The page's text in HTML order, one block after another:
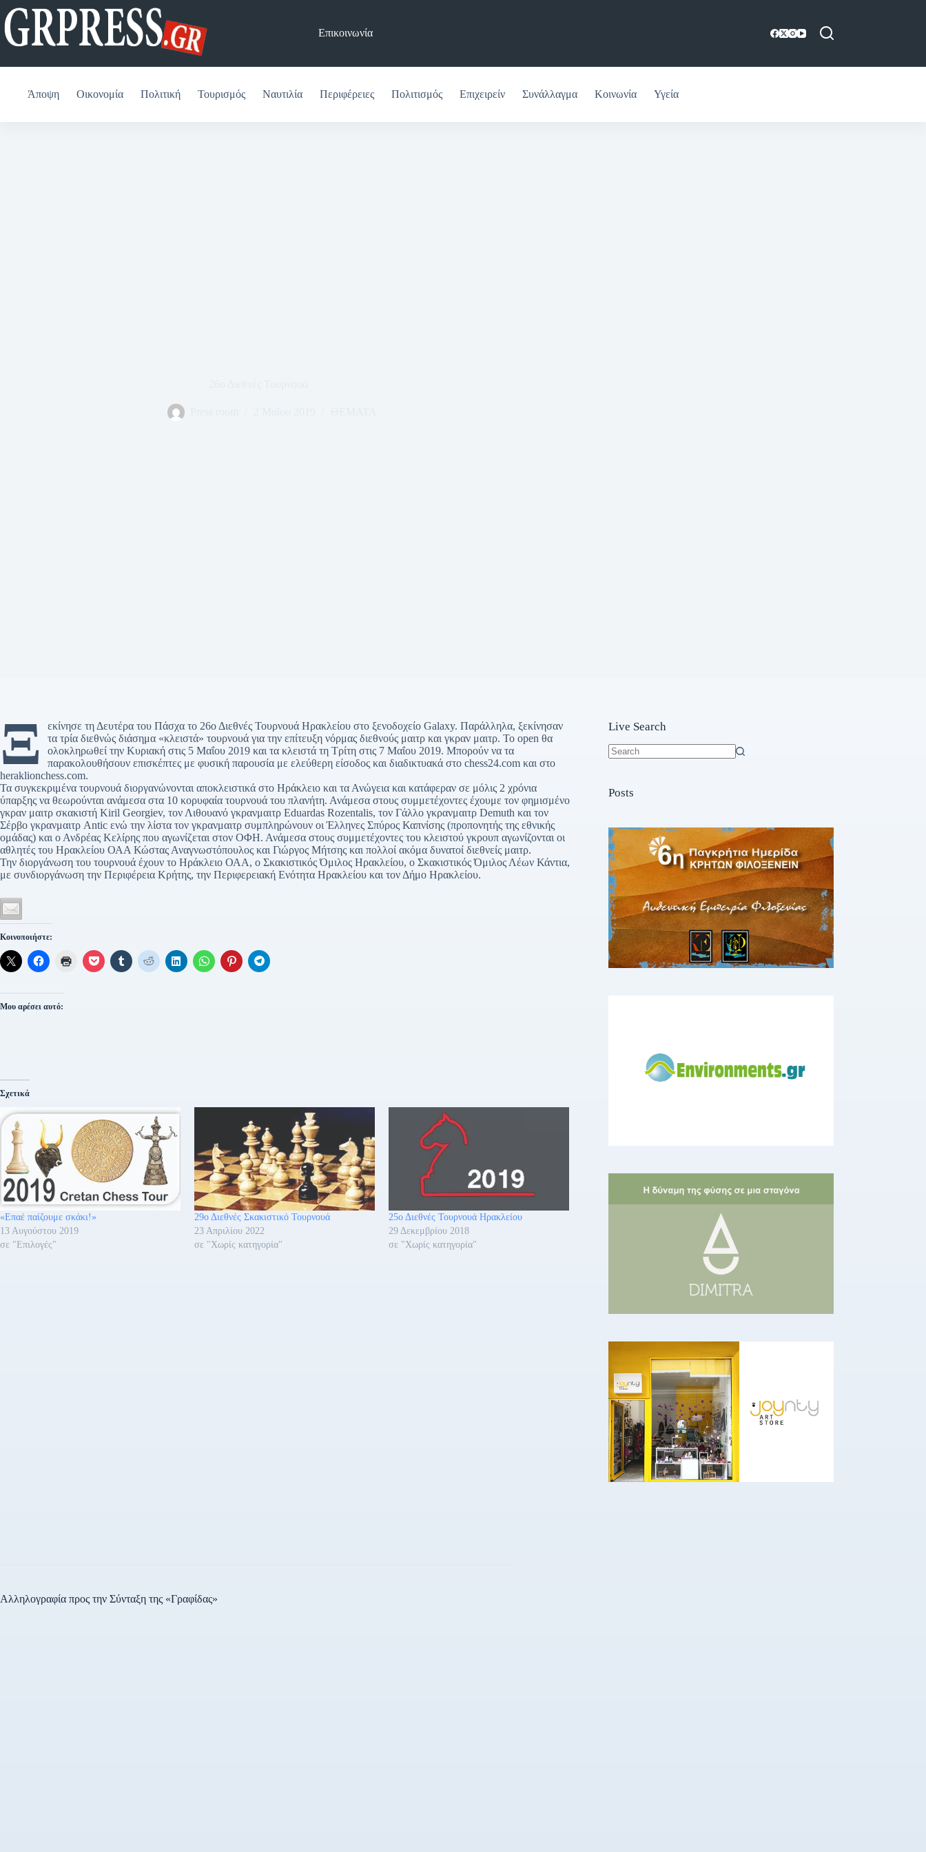
Μετάβαση
στο
περιεχόμενο
Επικοινωνία
Άποψη Οικονομία Πολιτική Τουρισμός Ναυτιλία Περιφέρειες Πολιτισμός Επιχειρείν Συνάλλαγμα Κοινωνία Υγεία
Ξ
εκίνησε τη Δευτέρα του Πάσχα το 26ο Διεθνές Τουρνουά Ηρακλείου στο ξενοδοχείο Galaxy. Παράλληλα, ξεκίνησαν
τα τρία διεθνώς διάσημα «κλειστά» τουρνουά για την επίτευξη νόρμας διεθνούς μαιτρ και γκραν μαιτρ. Το open θα
ολοκληρωθεί την Κυριακή στις 5 Μαΐου 2019 και τα κλειστά τη Τρίτη στις 7 Μαΐου 2019. Μπορούν να τα
παρακολουθήσουν επισκέπτες με φυσική παρουσία με ελεύθερη είσοδος και διαδικτυακά στο chess24.com και στο
heraklionchess.com.
Τα συγκεκριμένα τουρνουά διοργανώνονται αποκλειστικά στο Ηράκλειο και τα Ανώγεια και κατάφεραν σε μόλις 2 χρόνια
ύπαρξης να θεωρούνται ανάμεσα στα 10 κορυφαία τουρνουά του πλανήτη. Ανάμεσα στους συμμετέχοντες έχουμε τον φημισμένο
γκραν μαιτρ σκακιστή Kiril Georgiev, τον Λιθουανό γκρανμαιτρ Eduardas Rozentalis, τον Γάλλο γκρανμαιτρ Demuth και τον
Σέρβο γκρανμαιτρ Antic ενώ την λίστα τον γκρανμαιτρ συμπληρώνουν οι Έλληνες Σπύρος Καπνίσης (προπονητής της εθνικής
ομάδας) και ο Ανδρέας Κελίρης που αγωνίζεται στον ΟΦΗ. Ανάμεσα στους συμμετέχοντες του κλειστού γκρουπ αγωνίζονται οι
αθλητές του Ηρακλείου ΟΑΑ Κώστας Αναγνωστόπουλος και Γιώργος Μήτσης και πολλοί ακόμα δυνατοί διεθνείς μαιτρ.
Την διοργάνωση του τουρνουά έχουν το Ηράκλειο ΟΑΑ, ο Σκακιστικός Όμιλος Ηρακλείου, ο Σκακιστικός Όμιλος Λέων Κάντια,
με συνδιοργάνωση την Περιφέρεια Κρήτης, την Περιφερειακή Ενότητα Ηρακλείου και τον Δήμο Ηρακλείου.
Κοινοποιήστε:
Μου αρέσει αυτό:
Σχετικά
«Επαέ παίζουμε σκάκι!»
13 Αυγούστου 2019
σε "Επιλογές"
29ο Διεθνές Σκακιστικό Τουρνουά
23 Απριλίου 2022
σε "Χωρίς κατηγορία"
25ο Διεθνές Τουρνουά Ηρακλείου
29 Δεκεμβρίου 2018
σε "Χωρίς κατηγορία"
Live Search
Posts
Αλληλογραφία προς την Σύνταξη της «Γραφίδας»